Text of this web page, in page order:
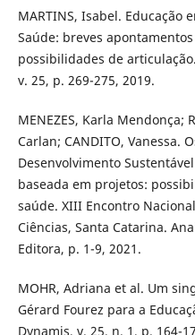
MARTINS, Isabel. Educação
Saúde: breves
possibilidades de
v. 25, p. 269-275, 2019.
MENEZES, Karla Mendonça;
Carlan; CANDITO, Vanessa.
Desenvolvimento
baseada em projetos:
saúde. XIII Encontro
Ciências, Santa Catarina.
Editora, p. 1-9, 2021.
MOHR, Adriana et al. Um
Gérard Fourez para a
Dynamis, v. 25, n. 1, p. 164-